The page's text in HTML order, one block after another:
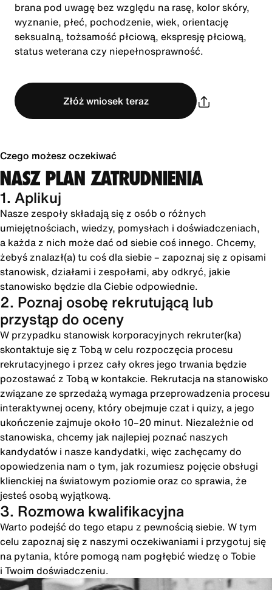
brana pod uwagę bez względu na rasę, kolor skóry,
wyznanie, płeć, pochodzenie, wiek, orientację
seksualną, tożsamość płciową, ekspresję płciową,
status weterana czy niepełnosprawność.
Złóż wniosek teraz
Czego możesz oczekiwać
NASZ PLAN ZATRUDNIENIA
1. Aplikuj
Nasze zespoły składają się z osób o różnych
umiejętnościach, wiedzy, pomysłach i doświadczeniach,
a każda z nich może dać od siebie coś innego. Chcemy,
żebyś znalazł(a) tu coś dla siebie – zapoznaj się z opisami
stanowisk, działami i zespołami, aby odkryć, jakie
stanowisko będzie dla Ciebie odpowiednie.
2. Poznaj osobę rekrutującą lub
przystąp do oceny
W przypadku stanowisk korporacyjnych rekruter(ka)
skontaktuje się z Tobą w celu rozpoczęcia procesu
rekrutacyjnego i przez cały okres jego trwania będzie
pozostawać z Tobą w kontakcie. Rekrutacja na stanowisko
związane ze sprzedażą wymaga przeprowadzenia procesu
interaktywnej oceny, który obejmuje czat i quizy, a jego
ukończenie zajmuje około 10–20 minut. Niezależnie od
stanowiska, chcemy jak najlepiej poznać naszych
kandydatów i nasze kandydatki, więc zachęcamy do
opowiedzenia nam o tym, jak rozumiesz pojęcie obsługi
klienckiej na światowym poziomie oraz co sprawia, że
jesteś osobą wyjątkową.
3. Rozmowa kwalifikacyjna
Warto podejść do tego etapu z pewnością siebie. W tym
celu zapoznaj się z naszymi oczekiwaniami i przygotuj się
na pytania, które pomogą nam pogłębić wiedzę o Tobie
i Twoim doświadczeniu.